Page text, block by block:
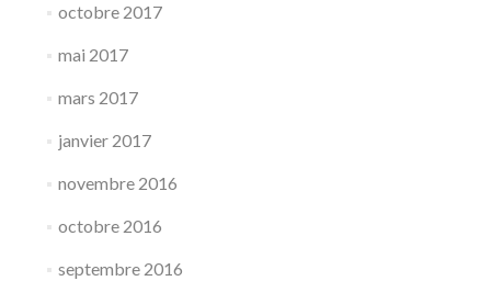
octobre 2017
mai 2017
mars 2017
janvier 2017
novembre 2016
octobre 2016
septembre 2016